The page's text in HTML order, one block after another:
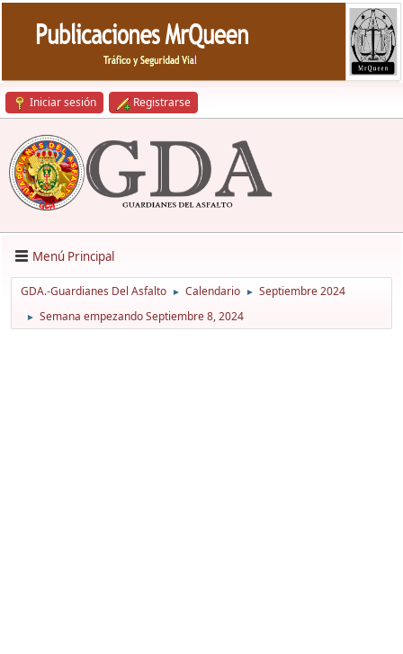
Iniciar sesión Registrarse
Menú Principal
GDA.-Guardianes Del Asfalto ► Calendario ► Septiembre 2024
► Semana empezando Septiembre 8, 2024